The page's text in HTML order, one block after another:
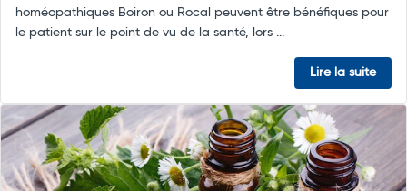
homéopathiques Boiron ou Rocal peuvent être bénéfiques pour
le patient sur le point de vu de la santé, lors ...
Lire la suite